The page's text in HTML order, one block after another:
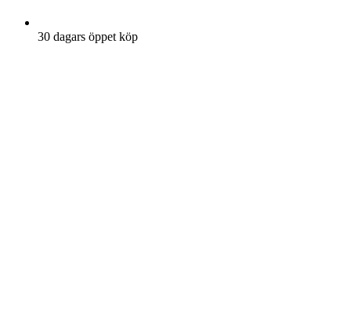
30 dagars öppet köp